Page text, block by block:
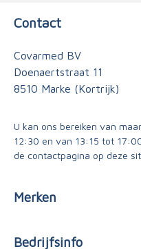
Contact
Covarmed BV
Doenaertstraat 11
8510 Marke (Kortrijk)
U kan ons bereiken van
12:30 en van 13:15 tot
de contactpagina op deze
Merken
Bedrijfsinfo